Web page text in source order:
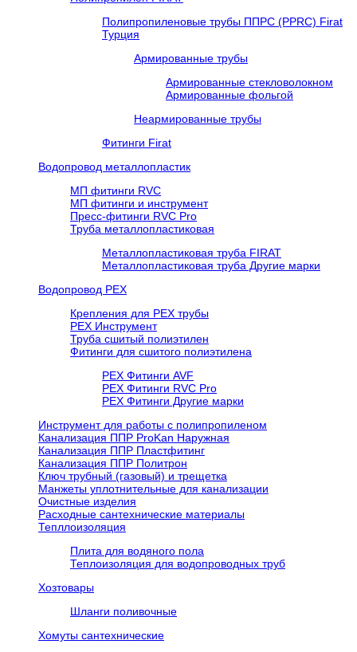
Полипропиленовые трубы ППРС (PPRC) Firat
Турция
Армированные трубы
Армированные стекловолокном
Армированные фольгой
Неармированные трубы
Фитинги Firat
Водопровод металлопластик
МП фитинги RVC
МП фитинги и инструмент
Пресс-фитинги RVC Pro
Труба металлопластиковая
Металлопластиковая труба FIRAT
Металлопластиковая труба Другие марки
Водопровод РЕХ
Крепления для РЕХ трубы
РЕХ Инструмент
Труба сшитый полиэтилен
Фитинги для сшитого полиэтилена
PEX Фитинги AVF
РЕХ Фитинги RVC Pro
РЕХ Фитинги Другие марки
Инструмент для работы с полипропиленом
Канализация ППР ProKan Наружная
Канализация ППР Пластфитинг
Канализация ППР Политрон
Ключ трубный (газовый) и трещетка
Манжеты уплотнительные для канализации
Очистные изделия
Расходные сантехнические материалы
Тепллоизоляция
Плита для водяного пола
Теплоизоляция для водопроводных труб
Хозтовары
Шланги поливочные
Хомуты сантехнические